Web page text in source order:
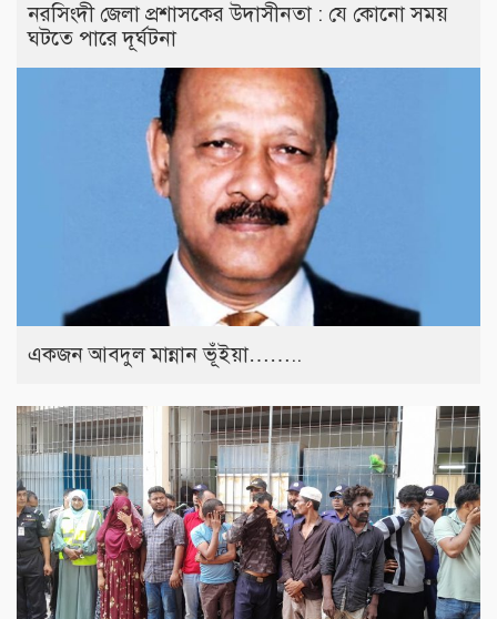
নরসিংদী জেলা প্রশাসকের উদাসীনতা : যে কোনো সময়
ঘটতে পারে দূর্ঘটনা
একজন আবদুল মান্নান ভূঁইয়া……..